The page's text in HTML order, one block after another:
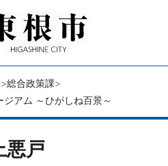
総合政策課
ジアム ～ひがしね百景～
悪戸